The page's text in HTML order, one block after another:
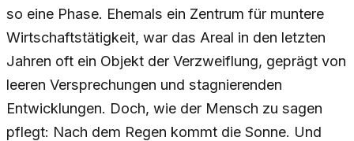
so eine Phase. Ehemals ein Zentrum für muntere
Wirtschaftstätigkeit, war das Areal in den letzten
Jahren oft ein Objekt der Verzweiflung, geprägt von
leeren Versprechungen und stagnierenden
Entwicklungen. Doch, wie der Mensch zu sagen
pflegt: Nach dem Regen kommt die Sonne. Und